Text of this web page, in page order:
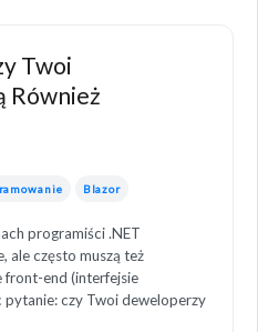
Twoi
Również
Blazor
programiści .NET
ale często muszą też
front-end (interfejsie
pytanie: czy Twoi deweloperzy